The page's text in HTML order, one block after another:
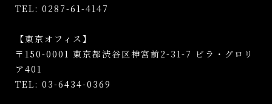
TEL: 0287-61-4147
【東京オフィス】
〒150-0001 東京都渋谷区神宮前2-31-7 ビラ・グロリ
ア401
TEL: 03-6434-0369